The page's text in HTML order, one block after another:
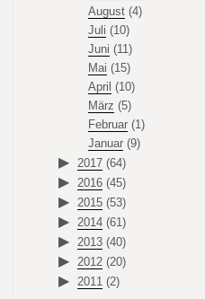
August(4)
Juli (10)
Juni (11)
Mai (15)
April (10)
März (5)
Februar(1)
Januar(9)
2017 (64)
2016 (45)
2015 (53)
2014 (61)
2013 (40)
2012 (20)
2011 (2)